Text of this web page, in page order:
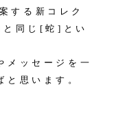
する新コレク
同じ[蛇]とい
メッセージを一
と思います。